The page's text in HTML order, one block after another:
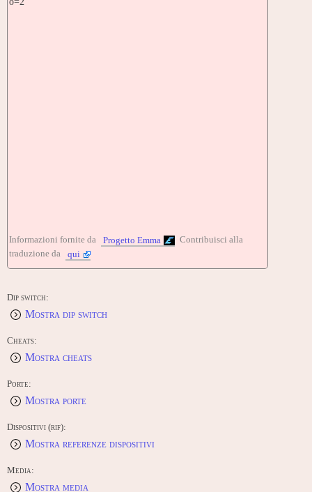
Informazioni fornite da Progetto Emma
Contribuisci alla
traduzione da
qui
Dip switch:
Mostra dip switch
Cheats:
Mostra cheats
Porte:
Mostra porte
Dispositivi (rif):
Mostra referenze dispositivi
Media:
Mostra media